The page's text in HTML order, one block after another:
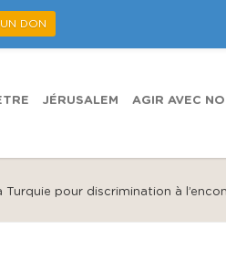
JÉRUSALEM AGIR AVEC
Turquie pour discrimination à
DON